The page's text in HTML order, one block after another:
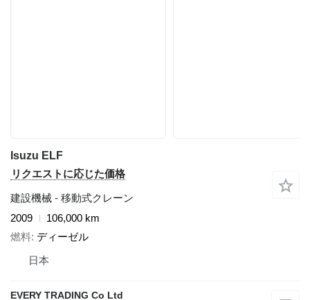
Isuzu ELF
リクエストに応じた価格
建設機械 - 移動式クレーン
2009
106,000 km
燃料 ディーゼル
日本
EVERY TRADING Co Ltd